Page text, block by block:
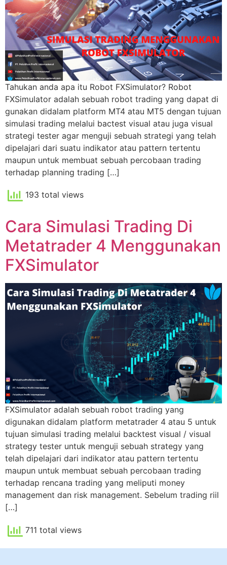
Tahukan anda apa itu Robot FXSimulator? Robot
FXSimulator adalah sebuah robot trading yang dapat di
gunakan didalam platform MT4 atau MT5 dengan tujuan
simulasi trading melalui bactest visual atau juga visual
strategi tester agar menguji sebuah strategi yang telah
dipelajari dari suatu indikator atau pattern tertentu
maupun untuk membuat sebuah percobaan trading
terhadap planning trading […]
193 total views
Cara Simulasi Trading Di
Metatrader 4 Menggunakan
FXSimulator
FXSimulator adalah sebuah robot trading yang
digunakan didalam platform metatrader 4 atau 5 untuk
tujuan simulasi trading melalui backtest visual / visual
strategy tester untuk menguji sebuah strategy yang
telah dipelajari dari indikator atau pattern tertentu
maupun untuk membuat sebuah percobaan trading
terhadap rencana trading yang meliputi money
management dan risk management. Sebelum trading riil
[…]
711 total views